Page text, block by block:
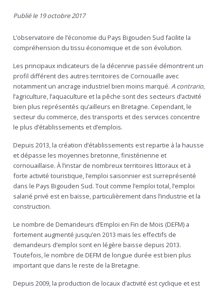
Publié le 19 octobre 2017
L’observatoire de l’économie du Pays Bigouden Sud facilite la
compréhension du tissu économique et de son évolution.
Les principaux indicateurs de la décennie passée démontrent un
profil différent des autres territoires de Cornouaille avec
notamment un ancrage industriel bien moins marqué. A contrario,
l’agriculture, l’aquaculture et la pêche sont des secteurs d’activité
bien plus représentés qu’ailleurs en Bretagne. Cependant, le
secteur du commerce, des transports et des services concentre
le plus d’établissements et d’emplois.
Depuis 2013, la création d’établissements est repartie à la hausse
et dépasse les moyennes bretonne, finistérienne et
cornouaillaise. À l’instar de nombreux territoires littoraux et à
forte activité touristique, l’emploi saisonnier est surreprésenté
dans le Pays Bigouden Sud. Tout comme l’emploi total, l’emploi
salarié privé est en baisse, particulièrement dans l’industrie et la
construction.
Le nombre de Demandeurs d’Emploi en Fin de Mois (DEFM) a
fortement augmenté jusqu’en 2013 mais les effectifs de
demandeurs d’emploi sont en légère baisse depuis 2013.
Toutefois, le nombre de DEFM de longue durée est bien plus
important que dans le reste de la Bretagne.
Depuis 2009, la production de locaux d’activité est cyclique et est